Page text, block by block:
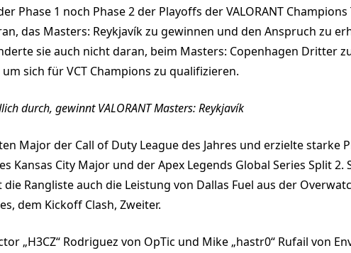
Phase 1 noch Phase 2 der Playoffs der VALORANT
das Masters: Reykjavík zu gewinnen und den Anspruch zu
sie auch nicht daran, beim Masters: Copenhagen Dritter
sich für VCT Champions zu qualifizieren.
durch, gewinnt VALORANT Masters: Reykjavík
Major der Call of Duty League des Jahres und erzielte starke
Kansas City Major und der Apex Legends Global Series Split 2.
Rangliste auch die Leistung von Dallas Fuel aus der
dem Kickoff Clash, Zweiter.
„H3CZ“ Rodriguez von OpTic und Mike „hastr0“ Rufail von